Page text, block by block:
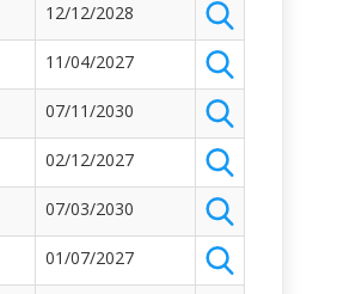
12/12/2028
11/04/2027
07/11/2030
02/12/2027
07/03/2030
01/07/2027